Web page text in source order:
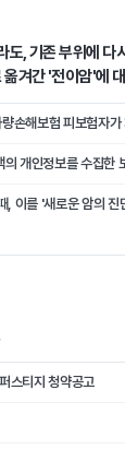
도, 기존 부위에
겨간 '전이암'에
스티지 청약공고